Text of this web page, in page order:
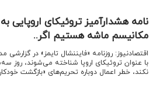
نامه هشدارآمیز تروئیکای اروپایی
مکانیسم ماشه هستیم اگر..
اقتصادنیوز: روزنامه «فایننشال تایمز» در
با عنوان تروئیکای اروپا شناخته می‌شوند، روز
نکند، خطر اعمال دوباره تحریم‌های «بازگشت